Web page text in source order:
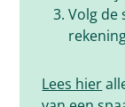
Volg de
Lees hier